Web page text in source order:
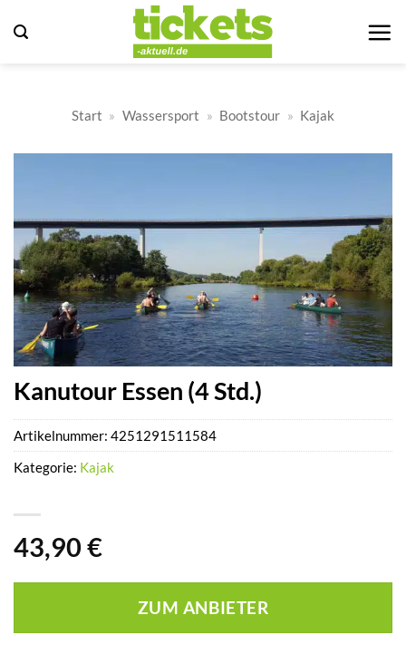
Inhalt
Start » Wassersport » Bootstour » Kajak
Kanutour Essen (4 Std.)
43,90 €
ZUM ANBIETER
Artikelnummer: 4251291511584
Kategorie: Kajak